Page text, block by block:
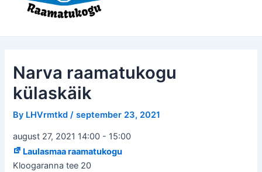
Narva raamatukogu
külaskäik
By LHVrmtkd/september 23, 2021
august 27, 2021 14:00 - 15:00
Laulasmaa raamatukogu
Kloogaranna tee 20